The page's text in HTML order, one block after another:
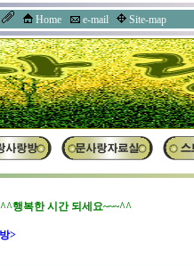
Home e-mail Site-map
행복한 시간 되세요~~~^^
>